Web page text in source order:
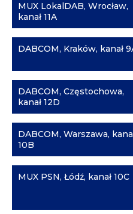
MUX LokalDAB, Wrocław,
kanał 11A
DABCOM, Kraków, kanał
DABCOM, Częstochowa,
kanał 12D
DABCOM, Warszawa,
10B
MUX PSN, Łódź, kanał 10C